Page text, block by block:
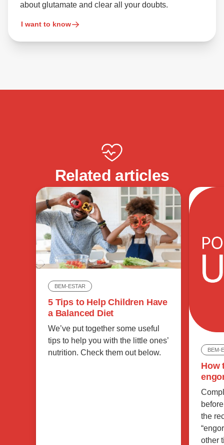
about glutamate and clear all your doubts.
I want to know
Related articles
BEM-ESTAR
5 Tips to Help Children Have
a Balanced Diet
We’ve put together some useful
tips to help you with the little ones’
nutrition. Check them out below.
BEM-
How
the
other